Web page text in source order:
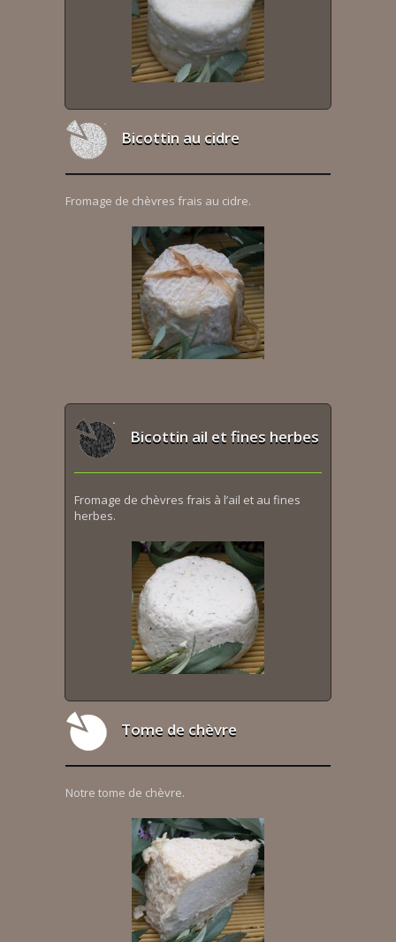
Bicottin au cidre
Fromage de chèvres frais au cidre.
Bicottin ail et fines herbes
Fromage de chèvres frais à l’ail et au fines
herbes.
Tome de chèvre
Notre tome de chèvre.